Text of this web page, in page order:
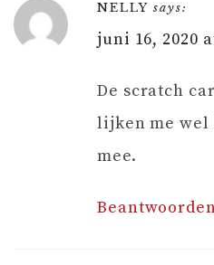
NELLY says:
juni 16, 2020
De scratch
lijken me wel
mee.